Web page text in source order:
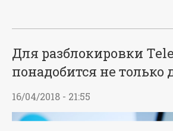
Для разблокировки
понадобится не только
16/04/2018 - 21:55